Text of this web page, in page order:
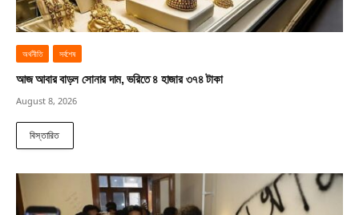
অর্থনীতি সর্বশেষ
আজ আবার বাড়ল সোনার দাম, ভরিতে ৪ হাজার ৩৭৪ টাকা
August 8, 2026
বিস্তারিত